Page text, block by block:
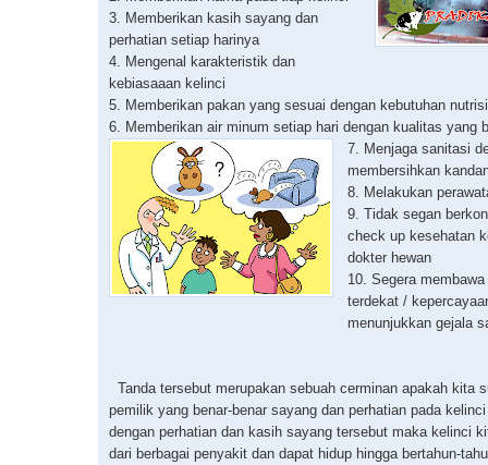
3. Memberikan kasih sayang dan
perhatian setiap harinya
4. Mengenal karakteristik dan
kebiasaaan kelinci
5. Memberikan pakan yang sesuai dengan kebutuhan
6. Memberikan air minum setiap hari dengan kualitas yang
7. Menjaga sanitasi
membersihkan
8. Melakukan
9. Tidak segan
check up kesehatan
dokter hewan
10. Segera
terdekat /
menunjukkan gejala
Tanda tersebut merupakan sebuah cerminan apakah kita
pemilik yang benar-benar sayang dan perhatian pada
dengan perhatian dan kasih sayang tersebut maka kelinci
dari berbagai penyakit dan dapat hidup hingga bertahun-